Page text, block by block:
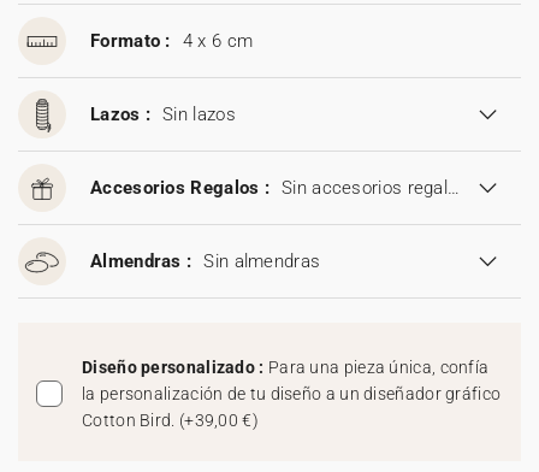
Formato : 4 x 6 cm
Lazos : Sin lazos
Accesorios Regalos : Sin accesorios regalos
Almendras : Sin almendras
Diseño personalizado : Para una pieza única, confía
la personalización de tu diseño a un diseñador gráfico
Cotton Bird. (+39,00 €)